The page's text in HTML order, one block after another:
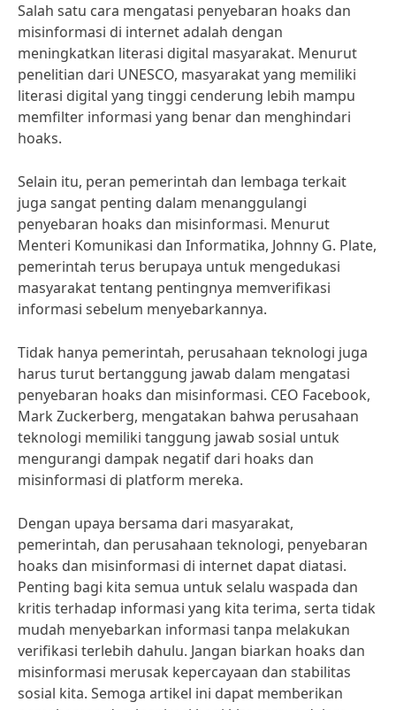
Salah satu cara mengatasi penyebaran hoaks dan
misinformasi di internet adalah dengan
meningkatkan literasi digital masyarakat. Menurut
penelitian dari UNESCO, masyarakat yang memiliki
literasi digital yang tinggi cenderung lebih mampu
memfilter informasi yang benar dan menghindari
hoaks.
Selain itu, peran pemerintah dan lembaga terkait
juga sangat penting dalam menanggulangi
penyebaran hoaks dan misinformasi. Menurut
Menteri Komunikasi dan Informatika, Johnny G. Plate,
pemerintah terus berupaya untuk mengedukasi
masyarakat tentang pentingnya memverifikasi
informasi sebelum menyebarkannya.
Tidak hanya pemerintah, perusahaan teknologi juga
harus turut bertanggung jawab dalam mengatasi
penyebaran hoaks dan misinformasi. CEO Facebook,
Mark Zuckerberg, mengatakan bahwa perusahaan
teknologi memiliki tanggung jawab sosial untuk
mengurangi dampak negatif dari hoaks dan
misinformasi di platform mereka.
Dengan upaya bersama dari masyarakat,
pemerintah, dan perusahaan teknologi, penyebaran
hoaks dan misinformasi di internet dapat diatasi.
Penting bagi kita semua untuk selalu waspada dan
kritis terhadap informasi yang kita terima, serta tidak
mudah menyebarkan informasi tanpa melakukan
verifikasi terlebih dahulu. Jangan biarkan hoaks dan
misinformasi merusak kepercayaan dan stabilitas
sosial kita. Semoga artikel ini dapat memberikan